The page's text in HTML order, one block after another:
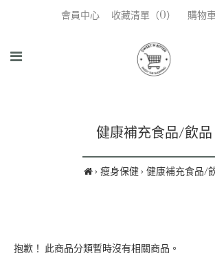
會員中心 收藏清單（0） 購物
健康補充食品/飲品
瘦身保健 健康補充食品/
抱歉！ 此商品分類暫時沒有相關商品。